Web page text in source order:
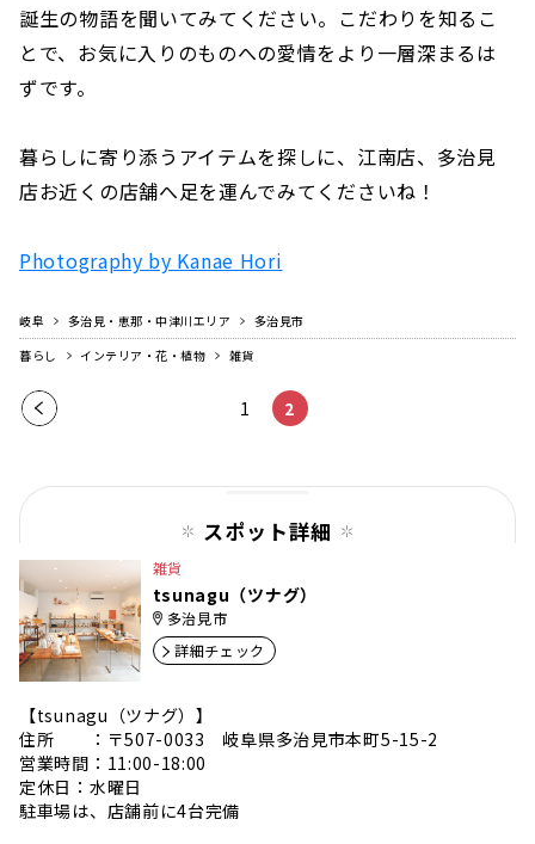
誕生の物語を聞いてみてください。こだわりを知るこ
とで、お気に入りのものへの愛情をより一層深まるは
ずです。
暮らしに寄り添うアイテムを探しに、江南店、多治見
店お近くの店舗へ足を運んでみてくださいね！
Photography by Kanae Hori
岐阜 多治見・恵那・中津川エリア
多治見市
暮らし
インテリア・花・植物 雑貨
前の
1 2
スポット詳細
雑貨
tsunagu（ツナグ）
多治見市
詳細チェック
【tsunagu（ツナグ）】
住所 ：〒507-0033 岐阜県多治見市本町5-15-2
営業時間：11:00-18:00
定休日：水曜日
駐車場は、店舗前に4台完備